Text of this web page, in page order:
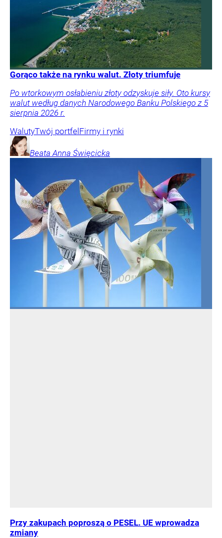
Gorąco także na rynku walut. Złoty triumfuje
Po wtorkowym osłabieniu złoty odzyskuje siły. Oto kursy
walut według danych Narodowego Banku Polskiego z 5
sierpnia 2026 r.
WalutyTwój portfelFirmy i rynki
Beata Anna Święcicka
Przy zakupach poproszą o PESEL. UE wprowadza
zmiany